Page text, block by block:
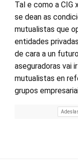
Tal e como a CIG
se dean as
mutualistas que
entidades
de cara a un
aseguradoras vai
mutualistas en
grupos